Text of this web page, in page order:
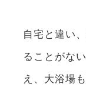
自宅と違い
ることがな
え、大浴場